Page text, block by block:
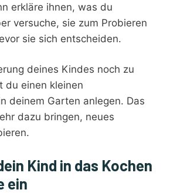
erkläre ihnen, was du
versuche, sie zum Probieren
sie sich entscheiden.
deines Kindes noch zu
du einen kleinen
deinem Garten anlegen. Das
dazu bringen, neues
Kind in das Kochen
ein